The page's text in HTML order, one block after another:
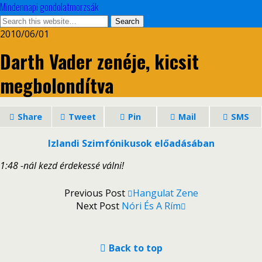
Mindennapi gondolatmorzsák
2010/06/01
Darth Vader zenéje, kicsit
megbolondítva
Share Tweet Pin Mail SMS
Izlandi Szimfónikusok előadásában
1:48 -nál kezd érdekessé válni!
Previous Post
Hangulat Zene
Next Post Nóri És A Rím
Back to top